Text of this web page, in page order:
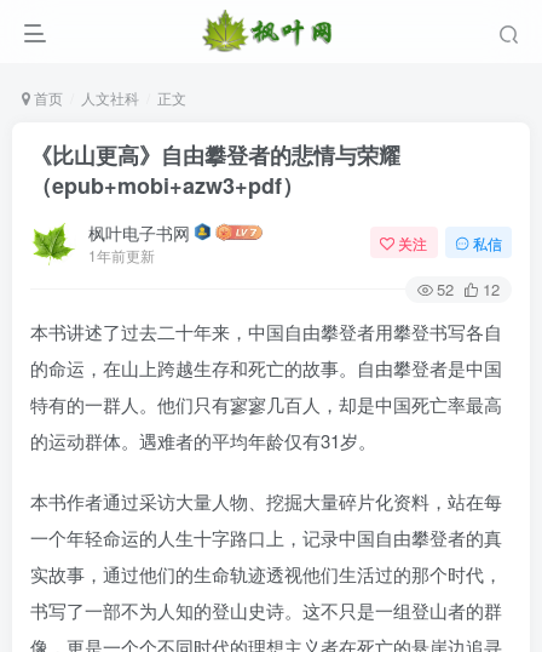
首页 人文社科 正文
《比山更高》自由攀登者的悲情与荣耀
（epub+mobi+azw3+pdf）
枫叶电子书网
1年前更新
关注 私信
52 12
本书讲述了过去二十年来，中国自由攀登者用攀登书写各自
的命运，在山上跨越生存和死亡的故事。自由攀登者是中国
特有的一群人。他们只有寥寥几百人，却是中国死亡率最高
的运动群体。遇难者的平均年龄仅有31岁。
本书作者通过采访大量人物、挖掘大量碎片化资料，站在每
一个年轻命运的人生十字路口上，记录中国自由攀登者的真
实故事，通过他们的生命轨迹透视他们生活过的那个时代，
书写了一部不为人知的登山史诗。这不只是一组登山者的群
像，更是一个个不同时代的理想主义者在死亡的悬崖边追寻
登录
没有账号？立即注册
登录密码
记住登录 找回密码 |免密登录
登录